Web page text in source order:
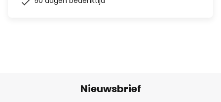
Nieuwsbrief